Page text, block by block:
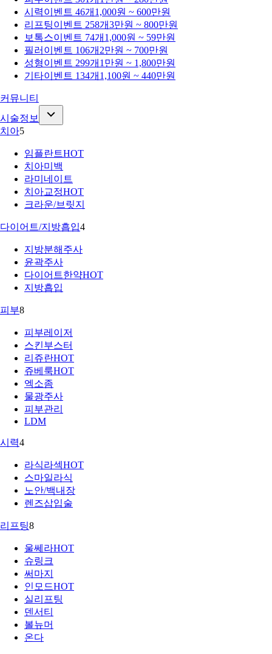
시력이벤트 46개 1,000원 ~ 600만원
리프팅이벤트 258개3만원 ~ 800만원
보톡스이벤트 74개 1,000원 ~ 59만원
필러 이벤트 106개 2만원 ~ 700만원
성형이벤트 299개 1만원 ~ 1,800만원
기타이벤트 134개 1,100원 ~ 440만원
커뮤니티
시술정보
치아5
임플란트HOT
치아미백
라미네이트
치아교정HOT
크라운/브릿지
다이어트/지방흡입4
지방분해주사
윤곽주사
다이어트한약HOT
지방흡입
피부8
피부레이저
스킨부스터
리쥬란HOT
쥬베룩HOT
엑소좀
물광주사
피부관리
LDM
시력4
라식라섹HOT
스마일라식
노안/백내장
렌즈삽입술
리프팅8
울쎄라HOT
슈링크
써마지
인모드HOT
실리프팅
덴서티
볼뉴머
온다